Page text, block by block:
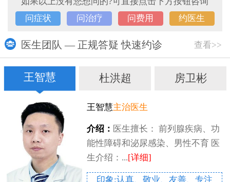
问症状
问治疗 问费用 约医生
医生团队 — 正规答疑 快速约诊 查看>>
王智慧 杜洪超 房卫彬
王智慧主治医生
介绍： 医生擅长： 前列腺疾病、功
能性障碍和泌尿感染、男性不育 医
生介绍：...[详细]
印象:认真、敬业、友善、专注